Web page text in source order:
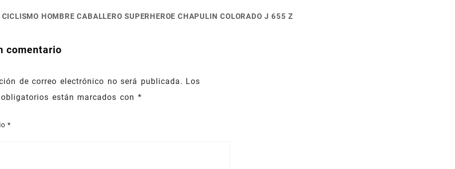
CICLISMO HOMBRE CABALLERO SUPERHEROE CHAPULIN COLORADO J 655 Z
comentario
de correo electrónico no será publicada. Los
están marcados con *
*